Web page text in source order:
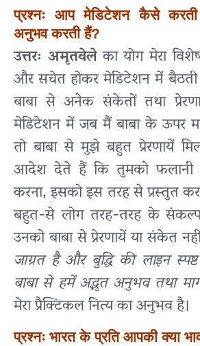
प्रश्नः आप मेडिटेशन कैसे
अनुभव करती हैं?
उत्तरः अमृतवेलेका योग मेरा
और सचेत होकर मेडिटेशन में
बाबा से अनेक संकेतों तथा
मेडिटेशन में जब मैं बाबा के ऊपर
तो बाबा से मुझे बहुत प्रेरणायें
आदेश देते हैं कि तुमको फलानी
करना, इसको इस तरह से प्रस्तुत
बहुत-से लोग तरह-तरह के
उनको बाबा से प्रेरणायें या संकेत
जाग्रत है और बुद्धि की लाइन
बाबा से हमें अद्भुत अनुभव तथा
मेरा प्रैक्टिकल नित्य का अनुभव है।
प्रश्नः भारत के प्रति आपकी क्या